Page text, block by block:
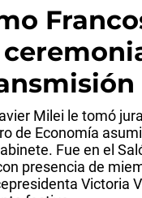
Milei le tomó
de Economía
Fue en el
presencia de
Victoria